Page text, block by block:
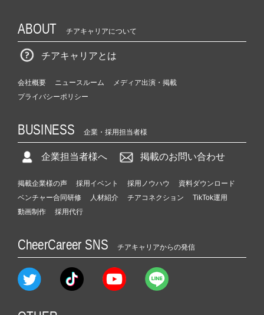
ABOUT チアキャリアについて
チアキャリアとは
会社概要 ニュースルーム
メディア出演・掲載
プライバシーポリシー
BUSINESS 企業・採用担当者様
企業担当者様へ 掲載のお問い合わせ
掲載企業様の声 採用イベント 採用ノウハウ
資料ダウンロード
ベンチャー合同研修
人材紹介 チアコネクション
TikTok運用
動画制作
採用代行
CheerCareer SNS チアキャリアからの発信